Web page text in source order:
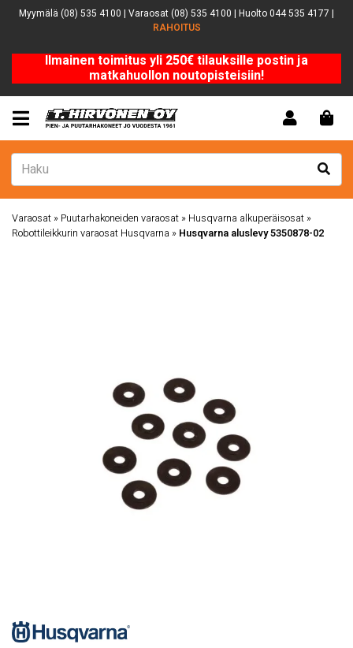
Myymälä (08) 535 4100 | Varaosat (08) 535 4100 | Huolto 044 535 4177 |
RAHOITUS
Ilmainen toimitus yli 250€ tilauksille postin ja
matkahuollon noutopisteisiin!
Varaosat » Puutarhakoneiden varaosat » Husqvarna alkuperäisosat »
Robottileikkurin varaosat Husqvarna » Husqvarna aluslevy 5350878-02